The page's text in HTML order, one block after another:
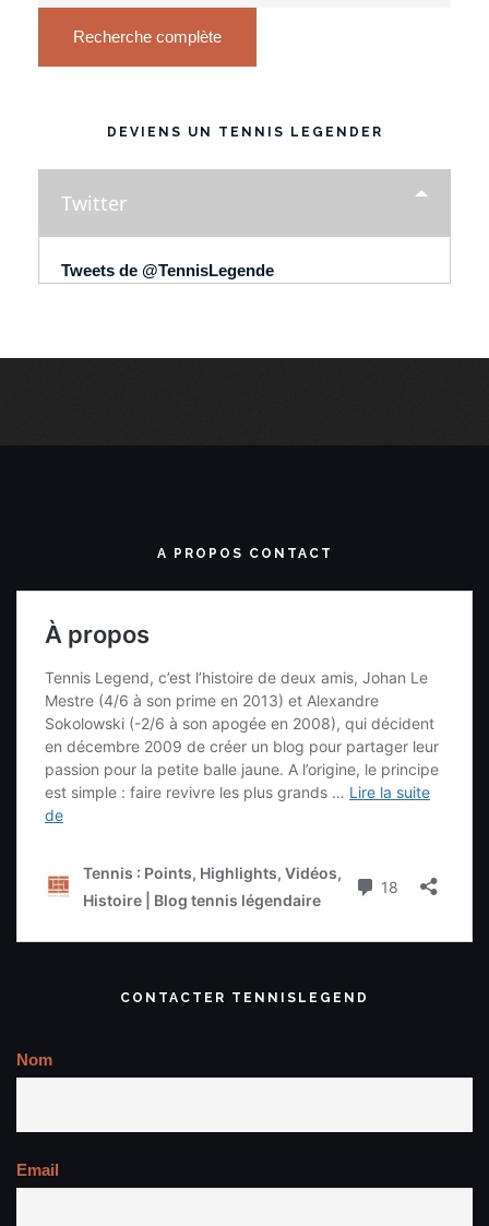
Recherche complète
DEVIENS UN TENNIS LEGENDER
Twitter
Tweets de @TennisLegende
A PROPOS CONTACT
CONTACTER TENNISLEGEND
Nom
Email